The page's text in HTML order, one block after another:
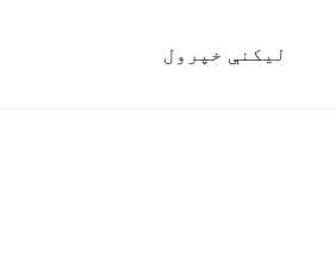
لیکنې خپرول